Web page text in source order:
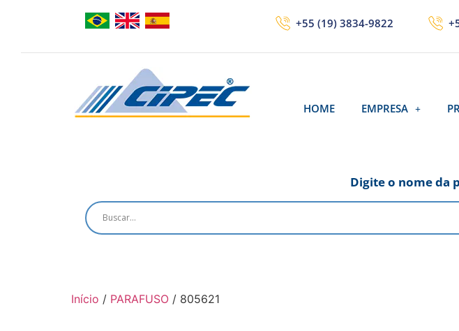
+55 (19) 3834-9822
HOME EMPRESA
Digite o nome da
Início / PARAFUSO / 805621